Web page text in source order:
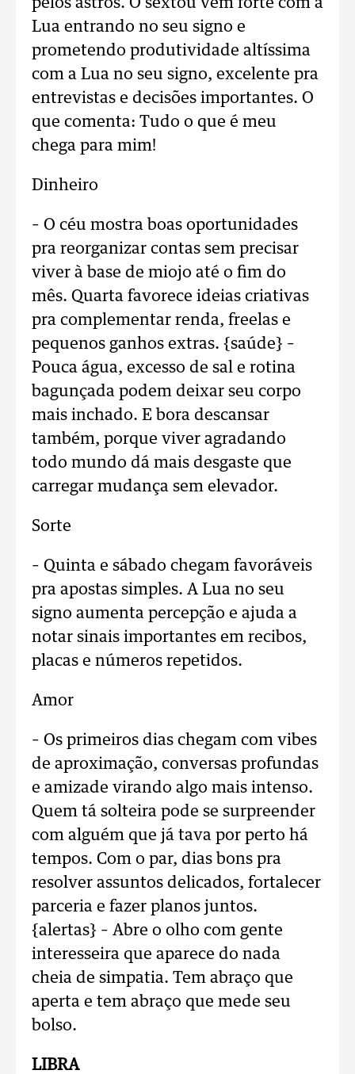
pelos astros. O sextou vem forte com a
Lua entrando no seu signo e
prometendo produtividade altíssima
com a Lua no seu signo, excelente pra
entrevistas e decisões importantes. O
que comenta: Tudo o que é meu
chega para mim!
Dinheiro
– O céu mostra boas oportunidades
pra reorganizar contas sem precisar
viver à base de miojo até o fim do
mês. Quarta favorece ideias criativas
pra complementar renda, freelas e
pequenos ganhos extras. {saúde} –
Pouca água, excesso de sal e rotina
bagunçada podem deixar seu corpo
mais inchado. E bora descansar
também, porque viver agradando
todo mundo dá mais desgaste que
carregar mudança sem elevador.
Sorte
– Quinta e sábado chegam favoráveis
pra apostas simples. A Lua no seu
signo aumenta percepção e ajuda a
notar sinais importantes em recibos,
placas e números repetidos.
Amor
– Os primeiros dias chegam com vibes
de aproximação, conversas profundas
e amizade virando algo mais intenso.
Quem tá solteira pode se surpreender
com alguém que já tava por perto há
tempos. Com o par, dias bons pra
resolver assuntos delicados, fortalecer
parceria e fazer planos juntos.
{alertas} – Abre o olho com gente
interesseira que aparece do nada
cheia de simpatia. Tem abraço que
aperta e tem abraço que mede seu
bolso.
LIBRA